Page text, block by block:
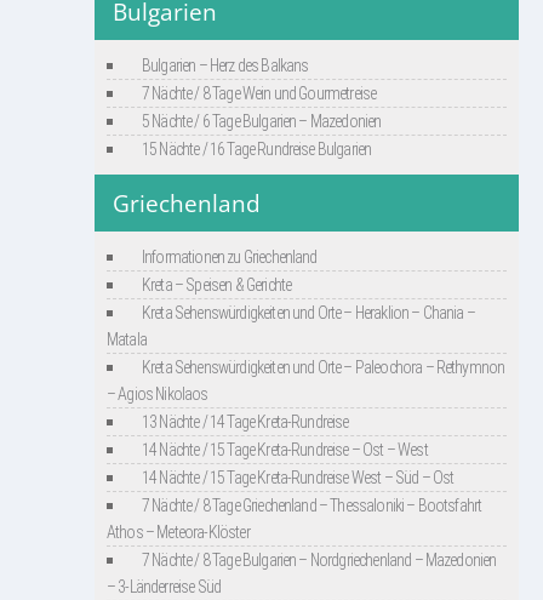
Bulgarien
Bulgarien – Herz des Balkans
7 Nächte / 8 Tage Wein und Gourmetreise
5 Nächte / 6 Tage Bulgarien – Mazedonien
15 Nächte / 16 Tage Rundreise Bulgarien
Griechenland
Informationen zu Griechenland
Kreta – Speisen & Gerichte
Kreta Sehenswürdigkeiten und Orte – Heraklion – Chania –
Matala
Kreta Sehenswürdigkeiten und Orte – Paleochora – Rethymnon
– Agios Nikolaos
13 Nächte / 14 Tage Kreta-Rundreise
14 Nächte / 15 Tage Kreta-Rundreise – Ost – West
14 Nächte / 15 Tage Kreta-Rundreise West – Süd – Ost
7 Nächte / 8 Tage Griechenland – Thessaloniki – Bootsfahrt
Athos – Meteora-Klöster
7 Nächte / 8 Tage Bulgarien – Nordgriechenland – Mazedonien
– 3-Länderreise Süd